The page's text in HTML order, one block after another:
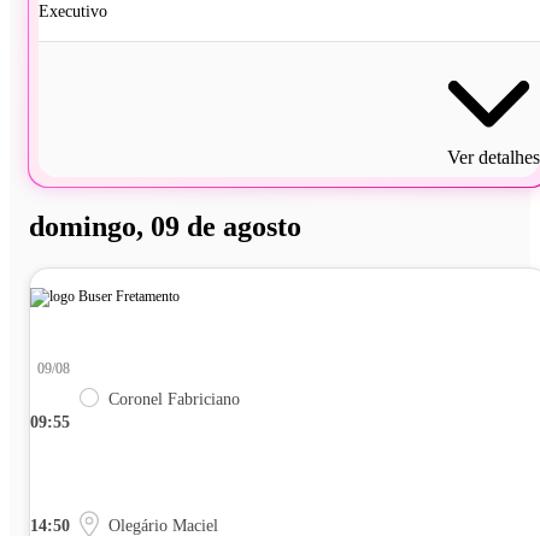
Executivo
Ver detalhes
domingo, 09 de agosto
09:55
09/08
Coronel Fabriciano
14:50 Olegário Maciel